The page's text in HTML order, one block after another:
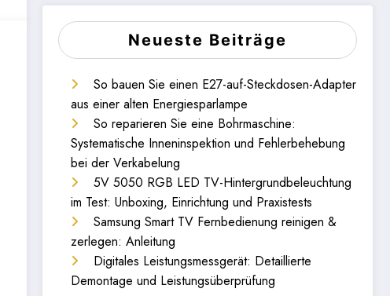
Neueste Beiträge
So bauen Sie einen E27-auf-Steckdosen-Adapter
aus einer alten Energiesparlampe
So reparieren Sie eine Bohrmaschine:
Systematische Inneninspektion und Fehlerbehebung
bei der Verkabelung
5V 5050 RGB LED TV-Hintergrundbeleuchtung
im Test: Unboxing, Einrichtung und Praxistests
Samsung Smart TV Fernbedienung reinigen &
zerlegen: Anleitung
Digitales Leistungsmessgerät: Detaillierte
Demontage und Leistungsüberprüfung